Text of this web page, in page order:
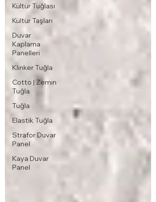
Kültür Tuğlası
Kültür Taşları
Duvar
Kaplama
Panelleri
Klinker Tuğla
Cotto | Zemin
Tuğla
Tuğla
Elastik Tuğla
Strafor Duvar
Panel
Kaya Duvar
Panel